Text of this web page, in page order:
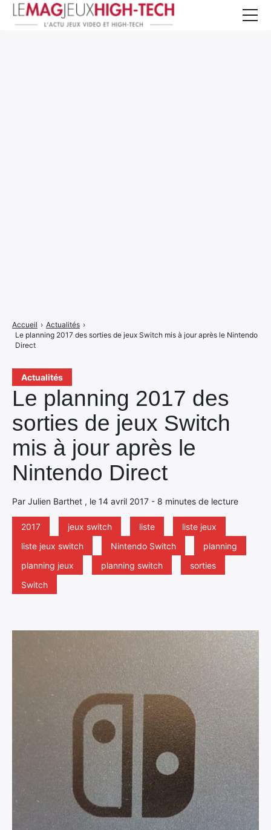
Actualités
Le planning 2017 des
sorties de jeux Switch
mis à jour après le
Nintendo Direct
Par Julien Barthet , le 14 avril 2017 - 8 minutes de lecture
2017 jeux switch liste
liste jeux
liste jeux switch
Nintendo Switch
planning
planning jeux
planning switch
sorties
Switch
Accueil › Actualités ›
Le planning 2017 des sorties de jeux Switch mis à jour après le Nintendo
Direct